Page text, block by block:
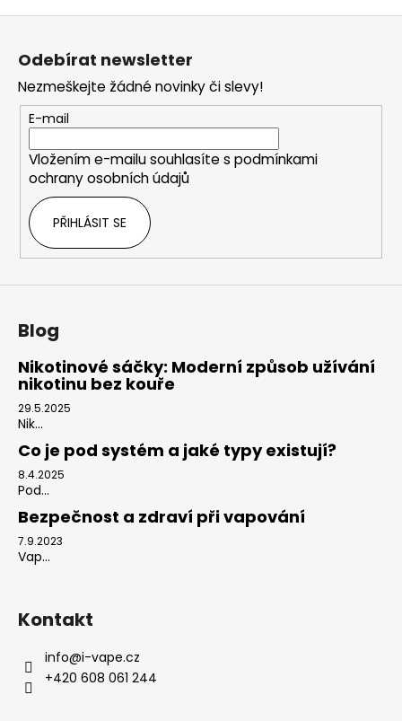
Z
Odebírat newsletter
Nezmeškejte žádné novinky či slevy!
E-mail
Vložením e-mailu souhlasíte s podmínkami
ochrany osobních údajů
PŘIHLÁSIT SE
Blog
Nikotinové sáčky: Moderní způsob užívání
nikotinu bez kouře
29.5.2025
Nik...
Co je pod systém a jaké typy existují?
8.4.2025
Pod...
Bezpečnost a zdraví při vapování
7.9.2023
Vap...
Kontakt
info@i-vape.cz
+420 608 061 244